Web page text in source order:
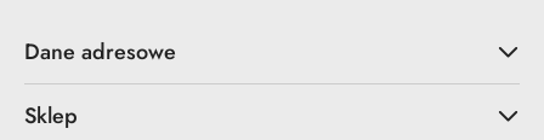
Dane adresowe
Sklep